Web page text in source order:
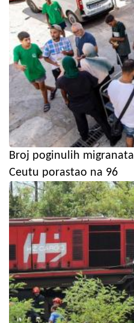
Broj poginulih
Ceutu porastao na 96